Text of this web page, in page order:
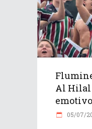
Al Hilal
05/07/